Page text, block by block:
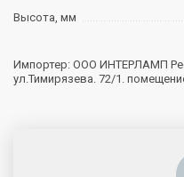
Высота, мм
Импортер: ООО ИНТЕРЛАМП
ул.Тимирязева. 72/1.